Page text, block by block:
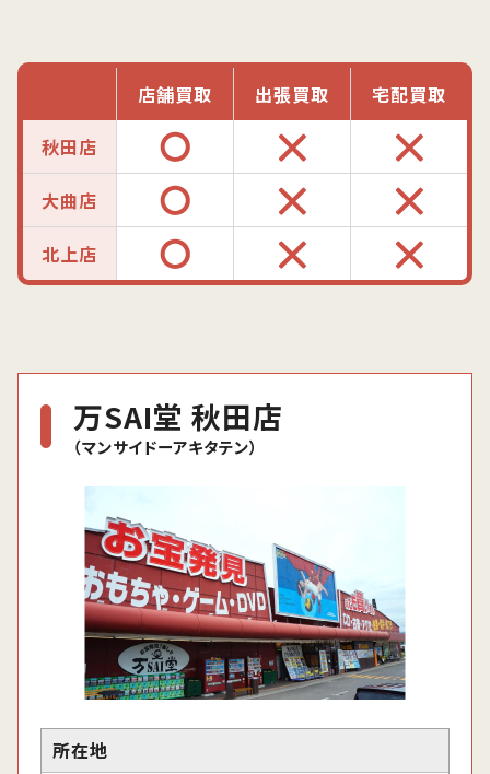
店舗買取 出張買取
宅配買取
秋田店
大曲店
北上店
万SAI堂 秋田店
（マンサイドーアキタテン）
所在地